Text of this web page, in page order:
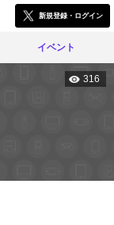
新規登録・ログイン
イベント
316